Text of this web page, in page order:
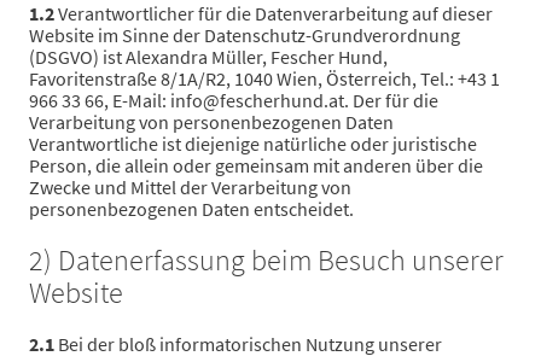
1.2Verantwortlicher für die Datenverarbeitung auf dieser
Website im Sinne der Datenschutz-Grundverordnung
(DSGVO) ist Alexandra Müller, Fescher Hund,
Favoritenstraße 8/1A/R2, 1040 Wien, Österreich, Tel.: +43 1
966 33 66, E-Mail: info@fescherhund.at. Der für die
Verarbeitung von personenbezogenen Daten
Verantwortliche ist diejenige natürliche oder juristische
Person, die allein oder gemeinsam mit anderen über die
Zwecke und Mittel der Verarbeitung von
personenbezogenen Daten entscheidet.
2) Datenerfassung beim Besuch unserer
Website
2.1 Bei der bloß informatorischen Nutzung unserer